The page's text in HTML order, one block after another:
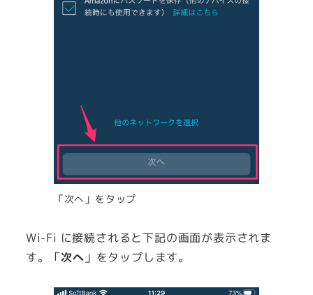
「次へ」をタップ
Wi-Fi に接続されると下記の画面が表示されま
す。「次へ」をタップします。